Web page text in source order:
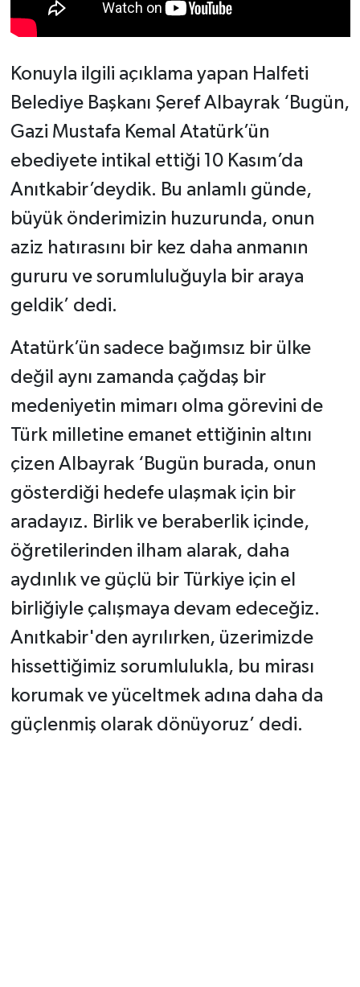
Konuyla ilgili açıklama yapan Halfeti
Belediye Başkanı Şeref Albayrak ‘Bugün,
Gazi Mustafa Kemal Atatürk’ün
ebediyete intikal ettiği 10 Kasım’da
Anıtkabir’deydik. Bu anlamlı günde,
büyük önderimizin huzurunda, onun
aziz hatırasını bir kez daha anmanın
gururu ve sorumluluğuyla bir araya
geldik’ dedi.
Atatürk’ün sadece bağımsız bir ülke
değil aynı zamanda çağdaş bir
medeniyetin mimarı olma görevini de
Türk milletine emanet ettiğinin altını
çizen Albayrak ‘Bugün burada, onun
gösterdiği hedefe ulaşmak için bir
aradayız. Birlik ve beraberlik içinde,
öğretilerinden ilham alarak, daha
aydınlık ve güçlü bir Türkiye için el
birliğiyle çalışmaya devam edeceğiz.
Anıtkabir'den ayrılırken, üzerimizde
hissettiğimiz sorumlulukla, bu mirası
korumak ve yüceltmek adına daha da
güçlenmiş olarak dönüyoruz’ dedi.